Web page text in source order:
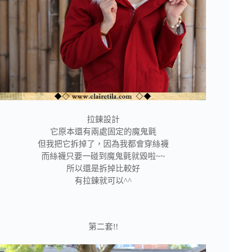
拉鍊設計
它原本還有兩處固定的魔鬼氈
但我把它拆掉了，因為我都會穿絲襪
而絲襪只要一碰到魔鬼氈就毀啦~~
所以還是拆掉比較好
有拉鍊就可以^^
第二套!!